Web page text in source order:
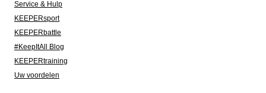
Service & Hulp
KEEPERsport
KEEPERbattle
#KeepItAll Blog
KEEPERtraining
Uw voordelen